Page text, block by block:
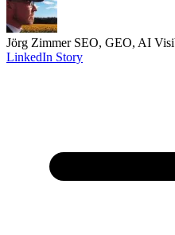
Jörg Zimmer SEO, GEO, AI
LinkedIn Story